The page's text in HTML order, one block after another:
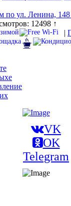
по ул. Ленина,
12498 ↑
|
VK
OK
Telegram